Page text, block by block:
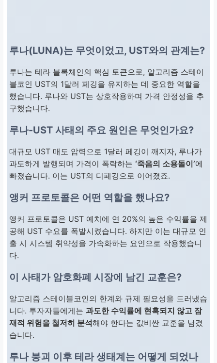
루나(LUNA)는 무엇이었고, UST와의 관계는?
루나는 테라 블록체인의 핵심 토큰으로, 알고리즘 스테이
블코인 UST의 1달러 페깅을 유지하는 데 중요한 역할을
했습니다. 루나와 UST는 상호작용하며 가격 안정성을 추
구했습니다.
루나-UST 사태의 주요 원인은 무엇인가요?
대규모 UST 매도 압력으로 1달러 페깅이 깨지자, 루나가
과도하게 발행되며 가격이 폭락하는 ‘죽음의 소용돌이’에
빠졌습니다. 이는 UST의 디페깅으로 이어졌죠.
앵커 프로토콜은 어떤 역할을 했나요?
앵커 프로토콜은 UST 예치에 연 20%의 높은 수익률을 제
공해 UST 수요를 폭발시켰습니다. 하지만 이는 대규모 인
출 시 시스템 취약성을 가속화하는 요인으로 작용했습니
다.
이 사태가 암호화폐 시장에 남긴 교훈은?
알고리즘 스테이블코인의 한계와 규제 필요성을 드러냈습
니다. 투자자들에게는 과도한 수익률에 현혹되지 않고 잠
재적 위험을 철저히 분석해야 한다는 값비싼 교훈을 남겼
습니다.
루나 붕괴 이후 테라 생태계는 어떻게 되었나